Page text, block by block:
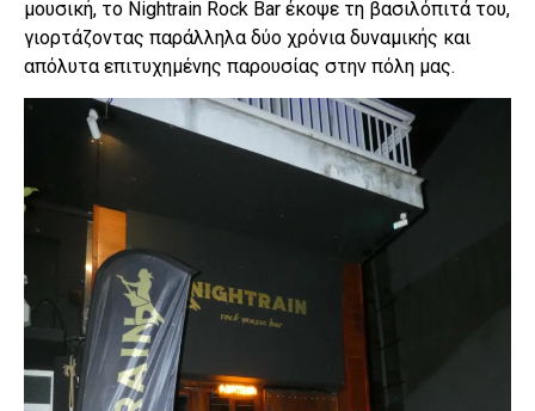
μουσική, το Nightrain Rock Bar έκοψε τη βασιλόπιτά του,
γιορτάζοντας παράλληλα δύο χρόνια δυναμικής και
απόλυτα επιτυχημένης παρουσίας στην πόλη μας.